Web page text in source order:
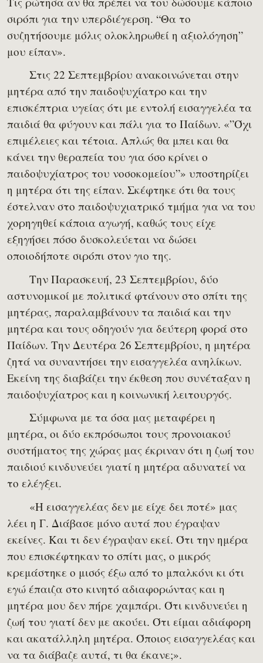
σιρόπι για την υπερδιέγερση. “Θα το
συζητήσουμε μόλις ολοκληρωθεί η αξιολόγηση”
μου είπαν».
Στις 22 Σεπτεμβρίου ανακοινώνεται στην
μητέρα από την παιδοψυχίατρο και την
επισκέπτρια υγείας ότι με εντολή εισαγγελέα τα
παιδιά θα φύγουν και πάλι για το Παίδων. «”Όχι
επιμέλειες και τέτοια. Απλώς θα μπει και θα
κάνει την θεραπεία του για όσο κρίνει ο
παιδοψυχίατρος του νοσοκομείου”» υποστηρίζει
η μητέρα ότι της είπαν. Σκέφτηκε ότι θα τους
έστελναν στο παιδοψυχιατρικό τμήμα για να του
χορηγηθεί κάποια αγωγή, καθώς τους είχε
εξηγήσει πόσο δυσκολεύεται να δώσει
οποιοδήποτε σιρόπι στον γιο της.
Την Παρασκευή, 23 Σεπτεμβρίου, δύο
αστυνομικοί με πολιτικά φτάνουν στο σπίτι της
μητέρας, παραλαμβάνουν τα παιδιά και την
μητέρα και τους οδηγούν για δεύτερη φορά στο
Παίδων. Την Δευτέρα 26 Σεπτεμβρίου, η μητέρα
ζητά να συναντήσει την εισαγγελέα ανηλίκων.
Εκείνη της διαβάζει την έκθεση που συνέταξαν η
παιδοψυχίατρος και η κοινωνική λειτουργός.
Σύμφωνα με τα όσα μας μεταφέρει η
μητέρα, οι δύο εκπρόσωποι τους προνοιακού
συστήματος της χώρας μας έκριναν ότι η ζωή του
παιδιού κινδυνεύει γιατί η μητέρα αδυνατεί να
το ελέγξει.
«Η εισαγγελέας δεν με είχε δει ποτέ» μας
λέει η Γ. Διάβασε μόνο αυτά που έγραψαν
εκείνες. Και τι δεν έγραψαν εκεί. Ότι την ημέρα
που επισκέφτηκαν το σπίτι μας, ο μικρός
κρεμάστηκε ο μισός έξω από το μπαλκόνι κι ότι
εγώ έπαιζα στο κινητό αδιαφορώντας και η
μητέρα μου δεν πήρε χαμπάρι. Ότι κινδυνεύει η
ζωή του γιατί δεν με ακούει. Ότι είμαι αδιάφορη
και ακατάλληλη μητέρα. Όποιος εισαγγελέας και
να τα διάβαζε αυτά, τι θα έκανε;».